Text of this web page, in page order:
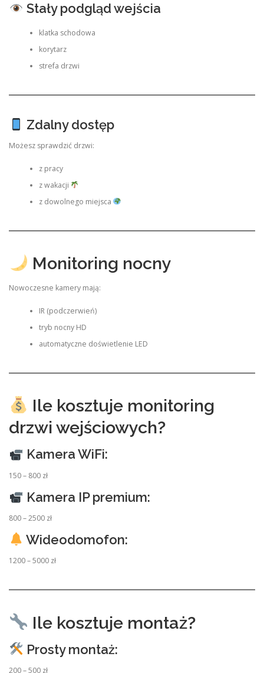
Stały podgląd wejścia
klatka schodowa
korytarz
strefa drzwi
Zdalny dostęp
Możesz sprawdzić drzwi:
z pracy
z wakacji
z dowolnego miejsca
Monitoring nocny
Nowoczesne kamery mają:
IR (podczerwień)
tryb nocny HD
automatyczne doświetlenie LED
Ile kosztuje monitoring
drzwi wejściowych?
Kamera WiFi:
150 – 800 zł
Kamera IP premium:
800 – 2500 zł
Wideodomofon:
1200 – 5000 zł
Ile kosztuje montaż?
Prosty montaż:
200 – 500 zł